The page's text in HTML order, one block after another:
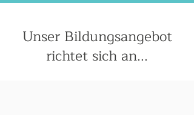
Unser Bildungsangebot
richtet sich an...